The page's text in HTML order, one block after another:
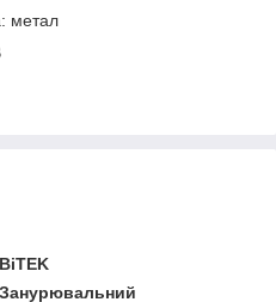
метал
BiTEK
Занурювальний